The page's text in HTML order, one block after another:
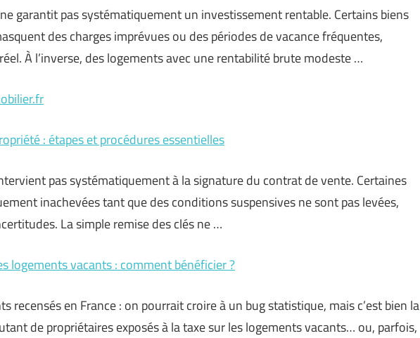
garantit pas systématiquement un investissement rentable. Certains biens
des charges imprévues ou des périodes de vacance fréquentes,
À l’inverse, des logements avec une rentabilité brute modeste …
: étapes et procédures essentielles
pas systématiquement à la signature du contrat de vente. Certaines
inachevées tant que des conditions suspensives ne sont pas levées,
La simple remise des clés ne …
logements vacants : comment bénéficier ?
recensés en France : on pourrait croire à un bug statistique, mais c’est bien la
de propriétaires exposés à la taxe sur les logements vacants… ou, parfois,